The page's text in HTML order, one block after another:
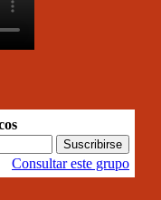
Consultar este grupo